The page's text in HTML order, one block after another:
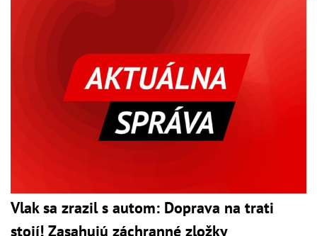
Vlak sa zrazil s autom: Doprava na trati
stojí! Zasahujú záchranné zložky